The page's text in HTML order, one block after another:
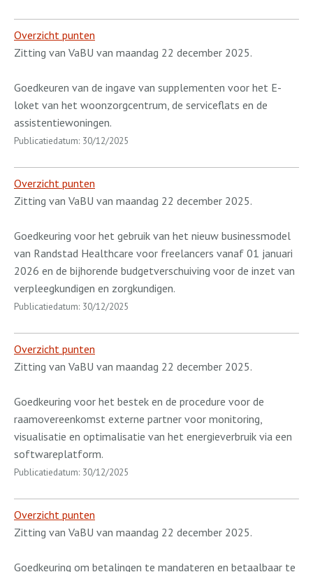
Overzicht punten
Zitting van VaBU van maandag 22 december 2025.
Goedkeuren van de ingave van supplementen voor het E-
loket van het woonzorgcentrum, de serviceflats en de
assistentiewoningen.
Publicatiedatum: 30/12/2025
Overzicht punten
Zitting van VaBU van maandag 22 december 2025.
Goedkeuring voor het gebruik van het nieuw businessmodel
van Randstad Healthcare voor freelancers vanaf 01 januari
2026 en de bijhorende budgetverschuiving voor de inzet van
verpleegkundigen en zorgkundigen.
Publicatiedatum: 30/12/2025
Overzicht punten
Zitting van VaBU van maandag 22 december 2025.
Goedkeuring voor het bestek en de procedure voor de
raamovereenkomst externe partner voor monitoring,
visualisatie en optimalisatie van het energieverbruik via een
softwareplatform.
Publicatiedatum: 30/12/2025
Overzicht punten
Zitting van VaBU van maandag 22 december 2025.
Goedkeuring om betalingen te mandateren en betaalbaar te